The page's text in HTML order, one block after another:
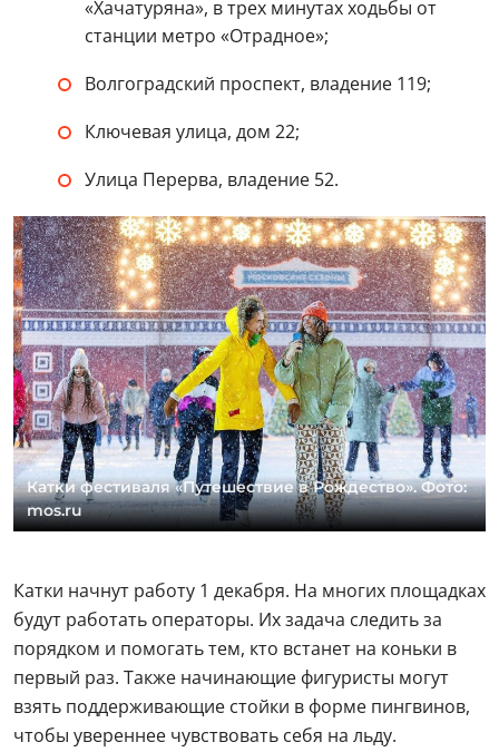
«Хачатуряна», в трех минутах ходьбы от
станции метро «Отрадное»;
Волгоградский проспект, владение 119;
Ключевая улица, дом 22;
Улица Перерва, владение 52.
Катки фестиваля «Путешествие в Рождество». Фото:
mos.ru
Катки начнут работу 1 декабря. На многих площадках
будут работать операторы. Их задача следить за
порядком и помогать тем, кто встанет на коньки в
первый раз. Также начинающие фигуристы могут
взять поддерживающие стойки в форме пингвинов,
чтобы увереннее чувствовать себя на льду.